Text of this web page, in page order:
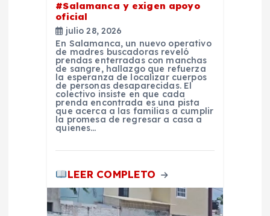
#Salamanca y exigen apoyo
oficial
julio 28, 2026
En Salamanca, un nuevo operativo
de madres buscadoras reveló
prendas enterradas con manchas
de sangre, hallazgo que refuerza
la esperanza de localizar cuerpos
de personas desaparecidas. El
colectivo insiste en que cada
prenda encontrada es una pista
que acerca a las familias a cumplir
la promesa de regresar a casa a
quienes…
LEER COMPLETO